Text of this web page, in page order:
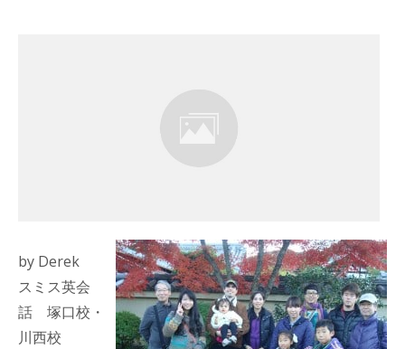
by Derek
スミス英会
話 塚口校・
川西校